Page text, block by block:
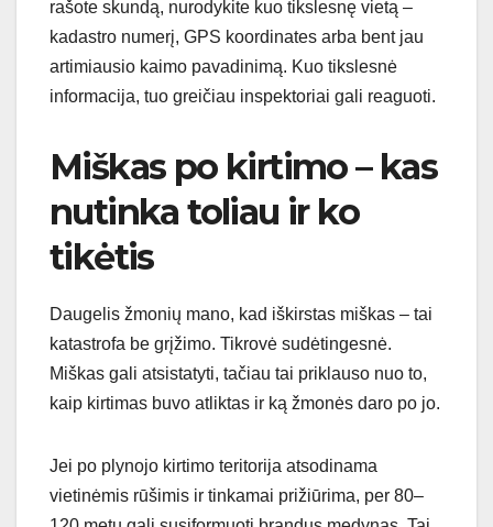
rašote skundą, nurodykite kuo tikslesnę vietą –
kadastro numerį, GPS koordinates arba bent jau
artimiausio kaimo pavadinimą. Kuo tikslesnė
informacija, tuo greičiau inspektoriai gali reaguoti.
Miškas po kirtimo – kas
nutinka toliau ir ko
tikėtis
Daugelis žmonių mano, kad iškirstas miškas – tai
katastrofa be grįžimo. Tikrovė sudėtingesnė.
Miškas gali atsistatyti, tačiau tai priklauso nuo to,
kaip kirtimas buvo atliktas ir ką žmonės daro po jo.
Jei po plynojo kirtimo teritorija atsodinama
vietinėmis rūšimis ir tinkamai prižiūrima, per 80–